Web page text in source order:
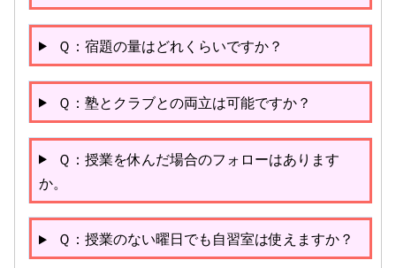
Ｑ：宿題の量はどれくらいですか？
Ｑ：塾とクラブとの両立は可能ですか？
Ｑ：授業を休んだ場合のフォローはあります
か。
Ｑ：授業のない曜日でも自習室は使えますか？